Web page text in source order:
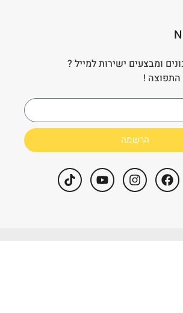
ומבצעים ישירות למייל ?
!
הרשמה